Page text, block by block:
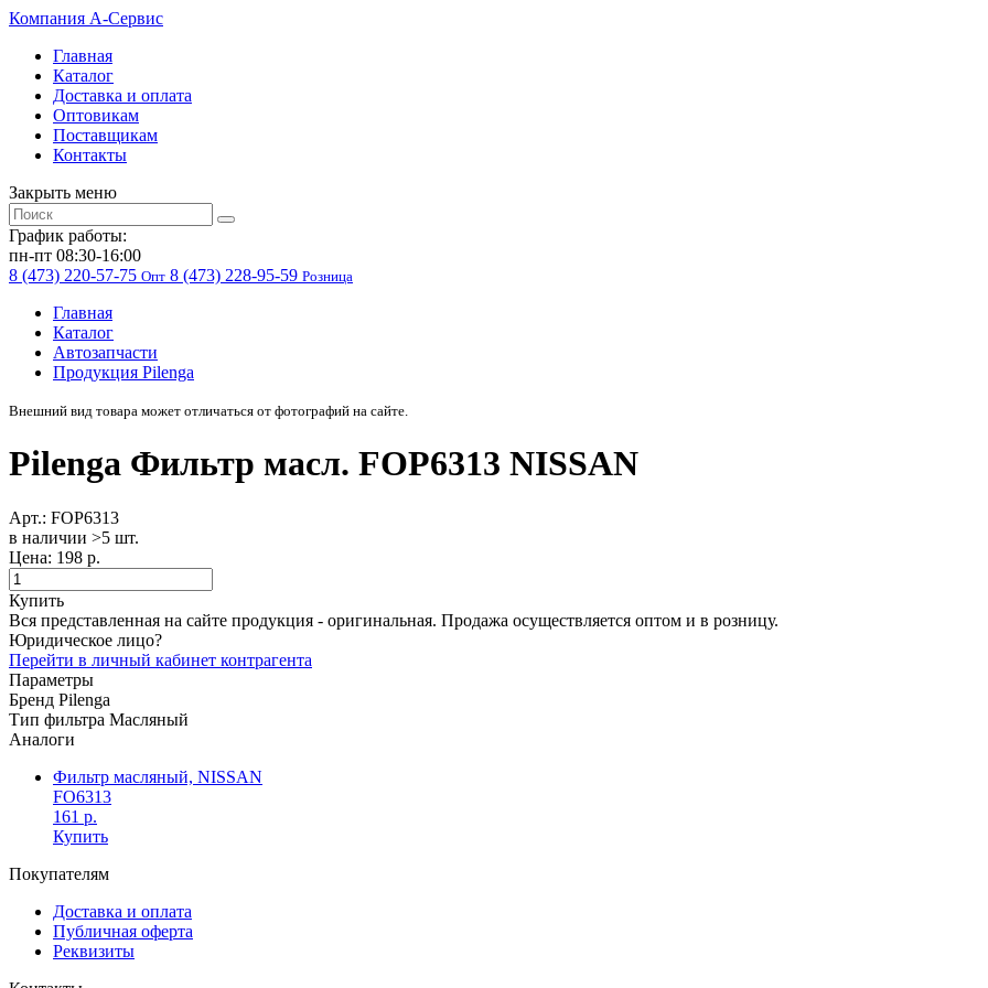
Компания A-Cервис
Главная
Каталог
Доставка и оплата
Оптовикам
Поставщикам
Контакты
Закрыть меню
График работы:
пн-пт 08:30-16:00
8 (473) 220-57-75 Опт 8 (473) 228-95-59 Розница
Главная
Каталог
Автозапчасти
Продукция Pilenga
Внешний вид товара может отличаться от фотографий на сайте.
Pilenga Фильтр масл. FOP6313 NISSAN
Арт.: FOP6313
в наличии >5 шт. ​
Цена: 198 р.
Купить
Вся представленная на сайте продукция - оригинальная. Продажа осуществляется оптом и в розницу.
Юридическое лицо?
Перейти в личный кабинет контрагента
Параметры
Бренд Pilenga
Тип фильтра Масляный
Аналоги
Фильтр масляный, NISSAN
FO6313
161 р.
Купить
Покупателям
Доставка и оплата
Публичная оферта
Реквизиты